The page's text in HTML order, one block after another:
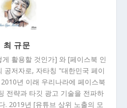
최 규문
활용할 것인가] 와 [페이스북 인
공저자로, 자타칭 "대한민국 페이
년 이래 우리나라에 페이스북
전략과 타깃 광고 기술을 전파하
. 2019년 [유튜브 상위 노출의 모